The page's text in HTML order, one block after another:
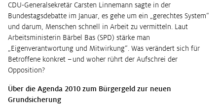
CDU-Generalsekretär Carsten Linnemann sagte in der
Bundestagsdebatte im Januar, es gehe um ein „gerechtes System“
und darum, Menschen schnell in Arbeit zu vermitteln. Laut
Arbeitsministerin Bärbel Bas (SPD) stärke man
„Eigenverantwortung und Mitwirkung“. Was verändert sich für
Betroffene konkret – und woher rührt der Aufschrei der
Opposition?
Über die Agenda 2010 zum Bürgergeld zur neuen
Grundsicherung